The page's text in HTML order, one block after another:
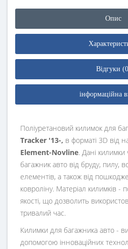
Опис
Відгуки
інформаційна
Поліуретановий килимок для
Tracker '13-, в форматі 3D від
Element-Novline. Дані килимки
багажник авто від бруду, пилу,
елементів, а також від
ковроліну. Матеріал килимків -
якості, що дозволить
тривалий час.
Килимки для багажника авто -
допомогою інноваційних